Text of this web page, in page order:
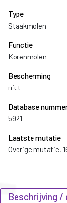
Type
Staakmolen
Functie
Korenmolen
Bescherming
niet
Database nummer
5921
Laatste mutatie
Overige mutatie,
Beschrijving /